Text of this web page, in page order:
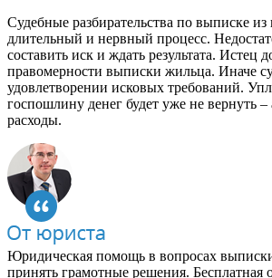
Судебные разбирательства по выписке из
длительный и нервный процесс.
составить иск и ждать результата. Истец
правомерности выписки жильца. Иначе
удовлетворении исковых требований.
госпошлину денег будет уже не вернуть
расходы.
Юридическая помощь в вопросах
принять грамотные решения. Бесплатная